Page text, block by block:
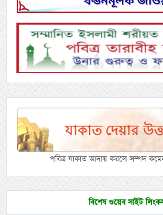
পবিত্র যাকাত আদায় করলে সম্পদ
বিশেষ ওয়েব সাইট